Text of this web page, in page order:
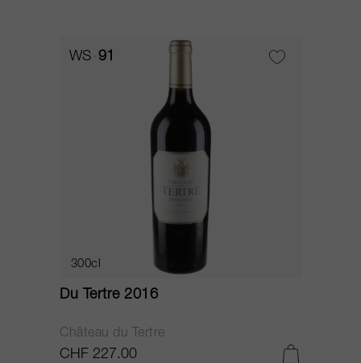
WS 91
300cl
Du Tertre 2016
Château du Tertre
CHF 227.00